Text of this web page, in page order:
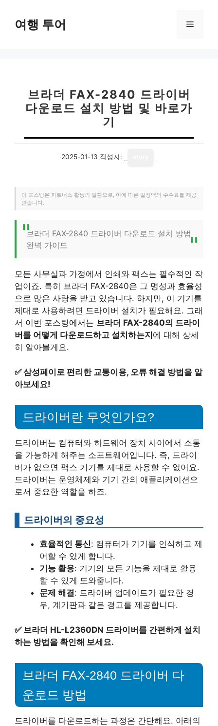
여행 투어 메
브라더 FAX-2840 드라이버
다운로드 설치 방법 및 바로가
기
2025-01-13 작성자:
이 포스팅은 파트너스 활동의 일환으로, 이에 따른 일정액의 수수료를 제공
받습니다.
브라더 FAX-2840 드라이버 다운로드 설치 방법
완벽 가이드
모든 사무실과 가정에서 인쇄와 팩스는 필수적인 작
업이죠. 특히 브라더 FAX-2840은 그 명성과 효율성
으로 많은 사랑을 받고 있습니다. 하지만, 이 기기를
제대로 사용하려면 드라이버 설치가 필요해요. 그래
서 이번 포스팅에서는 브라더 FAX-2840의 드라이
버를 어떻게 다운로드하고 설치하는지 에 대해 상세
히 알아볼게요.
✅삼성페이로 편리한 교통이용, 오류 해결 방법을 알
아보세요!
드라이버란 무엇인가요?
드라이버는 컴퓨터와 하드웨어 장치 사이에서 소통
을 가능하게 해주는 소프트웨어입니다. 즉, 드라이
버가 없으면 팩스 기기를 제대로 사용할 수 없어요.
드라이버는 운영체제와 기기 간의 애플리케이션으
로서 중요한 역할을 하죠.
드라이버의 중요성
효율적인 통신: 컴퓨터가 기기를 인식하고 제
어할 수 있게 합니다.
기능 활용: 기기의 모든 기능을 제대로 활용
할 수 있게 도와줍니다.
문제 해결: 드라이버 업데이트가 필요한 경
우, 계기판과 같은 경고를 제공합니다.
✅ 브라더 HL-L2360DN 드라이버를 간편하게 설치
하는 방법을 확인해 보세요.
브라더 FAX-2840 드라이버 다
운로드 방법
드라이버를 다운로드하는 과정은 간단해요. 아래의